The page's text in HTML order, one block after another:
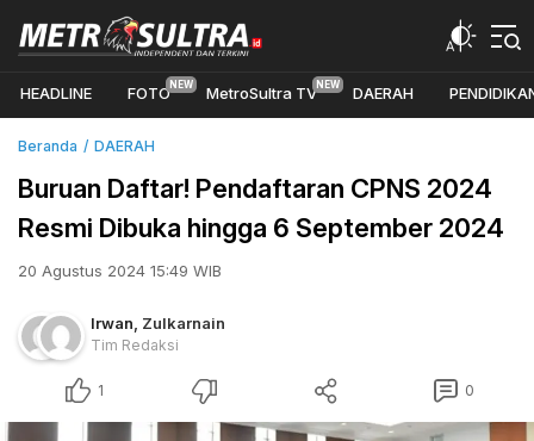
HEADLINE FOTO MetroSultra TV DAERAH
Beranda DAERAH
Buruan Daftar! Pendaftaran CPNS 2024
Resmi Dibuka hingga 6 September 2024
20 Agustus 2024 15:49 WIB
Irwan Zulkarnain
Tim Redaksi
1 0